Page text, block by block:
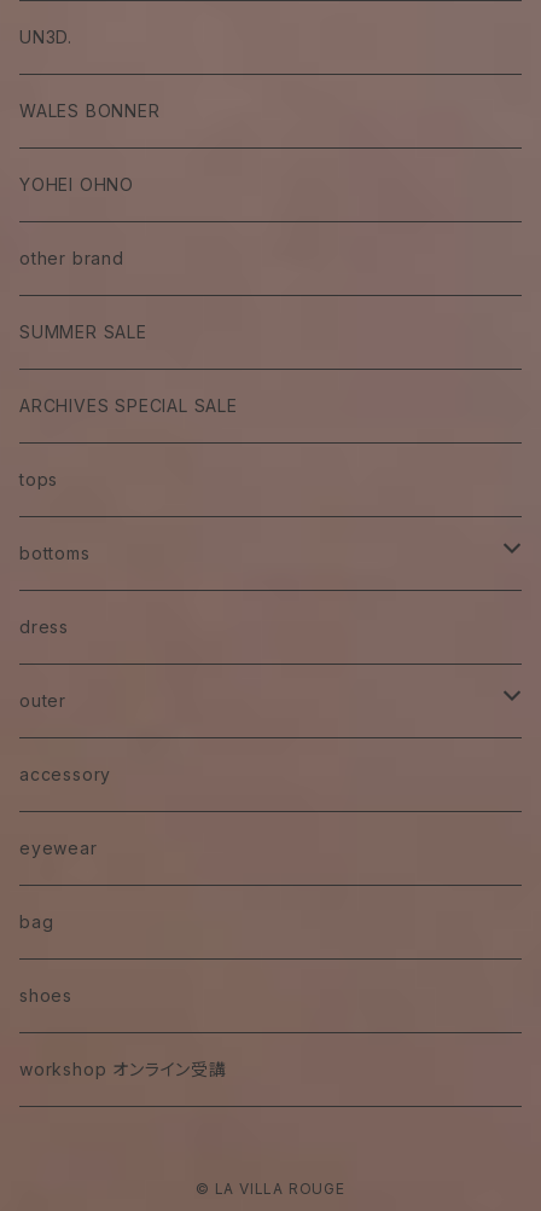
UN3D.
WALES BONNER
YOHEI OHNO
other brand
SUMMER SALE
ARCHIVES SPECIAL SALE
tops
bottoms
skirt
pants
denim
dress
outer
jacket
accessory
eyewear
bag
shoes
workshop オンライン受講
© LA VILLA ROUGE